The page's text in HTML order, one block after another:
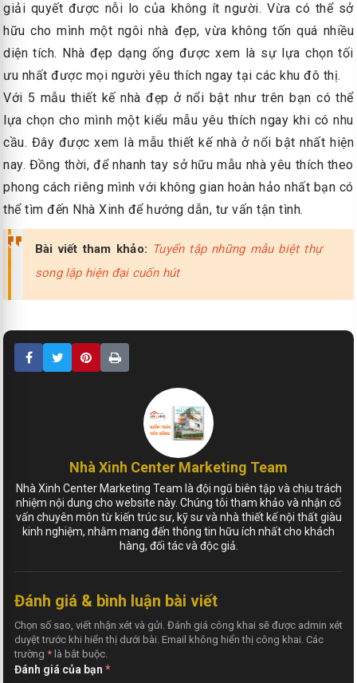
giải quyết được nỗi lo của không ít người. Vừa có thể sở
hữu cho mình một ngôi nhà đẹp, vừa không tốn quá nhiều
diện tích. Nhà đẹp dạng ống được xem là sự lựa chọn tối
ưu nhất được mọi người yêu thích ngay tại các khu đô thị.
Với 5 mẫu thiết kế nhà đẹp ở nổi bật như trên bạn có thể
lựa chọn cho mình một kiểu mẫu yêu thích ngay khi có nhu
cầu. Đây được xem là mẫu thiết kế nhà ở nổi bật nhất hiện
nay. Đồng thời, để nhanh tay sở hữu mẫu nhà yêu thích theo
phong cách riêng mình với không gian hoàn hảo nhất bạn có
thể tìm đến Nhà Xinh để hướng dẫn, tư vấn tận tình.
Bài viết tham khảo: Tuyển tập những mẫu biệt thự
song lập hiện đại cuốn hút
Nhà Xinh Center Marketing Team
Nhà Xinh Center Marketing Team là đội ngũ biên tập và chịu trách
nhiệm nội dung cho website này. Chúng tôi tham khảo và nhận cố
vấn chuyên môn từ kiến trúc sư, kỹ sư và nhà thiết kế nội thất giàu
kinh nghiệm, nhằm mang đến thông tin hữu ích nhất cho khách
hàng, đối tác và độc giả.
Đánh giá & bình luận bài viết
Chọn số sao, viết nhận xét và gửi. Đánh giá công khai sẽ được admin xét
duyệt trước khi hiển thị dưới bài. Email không hiển thị công khai. Các
trường * là bắt buộc.
Đánh giá của bạn *